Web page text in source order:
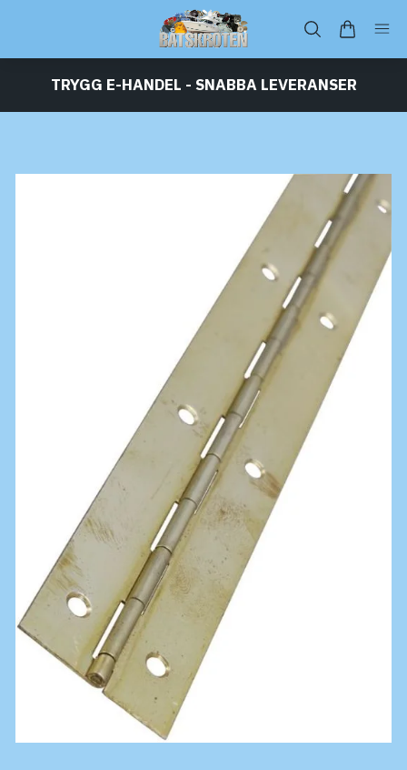
TRYGG E-HANDEL - SNABBA LEVERANSER